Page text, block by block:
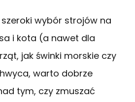
wybór strojów na
i kota (a nawet dla
jak świnki morskie czy
warto dobrze
tym, czy zmuszać